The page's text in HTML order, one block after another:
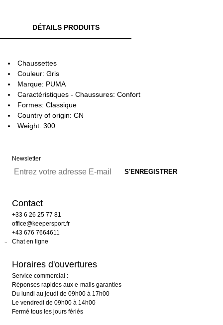
DÉTAILS PRODUITS
Chaussettes
Couleur: Gris
Marque: PUMA
Caractéristiques - Chaussures: Confort
Formes: Classique
Country of origin: CN
Weight: 300
Newsletter
Contact
+33 6 26 25 77 81
office@keepersport.fr
+43 676 7664611
Chat en ligne
Horaires d'ouvertures
Service commercial :
Réponses rapides aux e-mails garanties
Du lundi au jeudi de 09h00 à 17h00
Le vendredi de 09h00 à 14h00
Fermé tous les jours fériés